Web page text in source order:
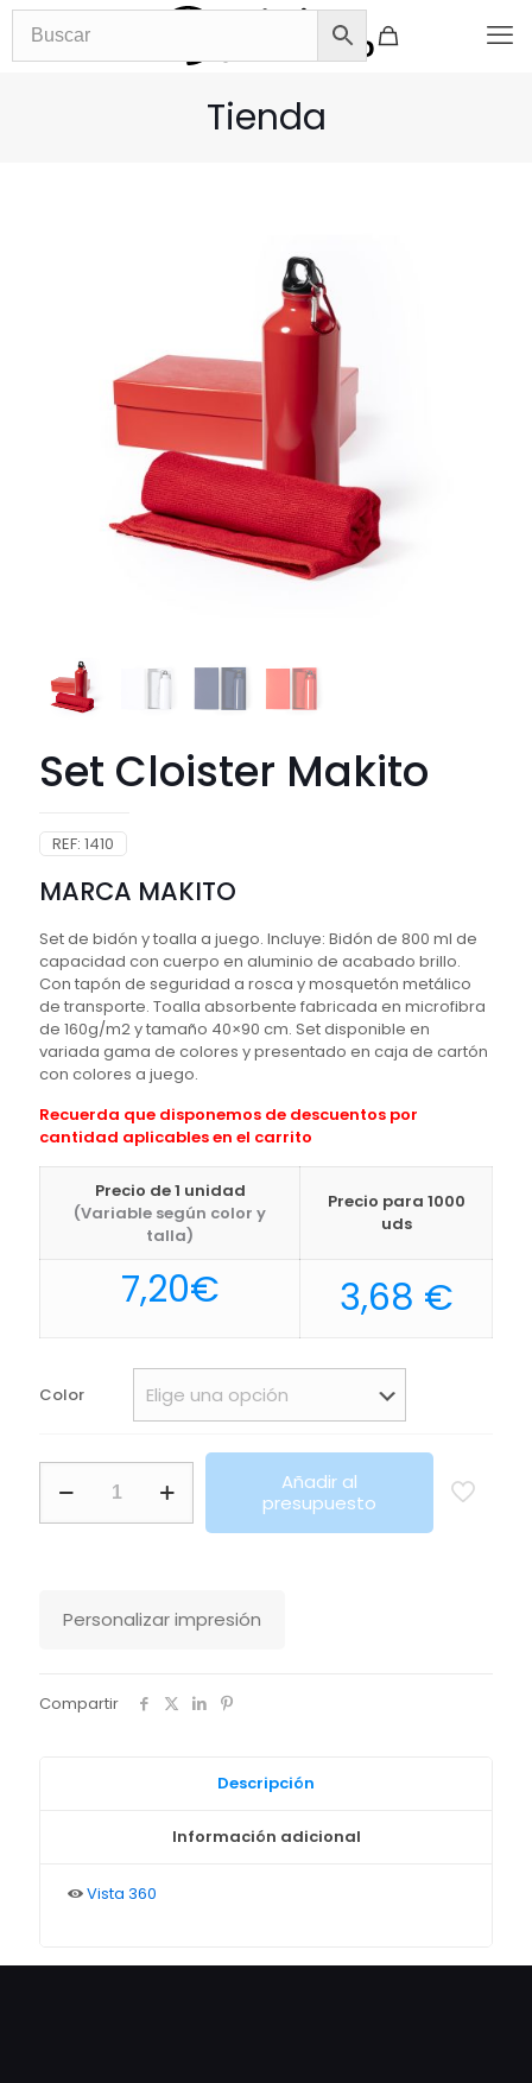
Tienda
Set Cloister Makito
REF: 1410
MARCA MAKITO
Set de bidón y toalla a juego. Incluye: Bidón de 800 ml de
capacidad con cuerpo en aluminio de acabado brillo.
Con tapón de seguridad a rosca y mosquetón metálico
de transporte. Toalla absorbente fabricada en microfibra
de 160g/m2 y tamaño 40×90 cm. Set disponible en
variada gama de colores y presentado en caja de cartón
con colores a juego.
Recuerda que disponemos de descuentos por
cantidad aplicables en el carrito
Precio de 1 unidad
(Variable según color y
talla)
Precio para 1000
uds
7,20€ 3,68 €
Color
Cloister
Makito
Añadir al
presupuesto
Personalizar impresión
Compartir
Descripción
Información adicional
Vista 360